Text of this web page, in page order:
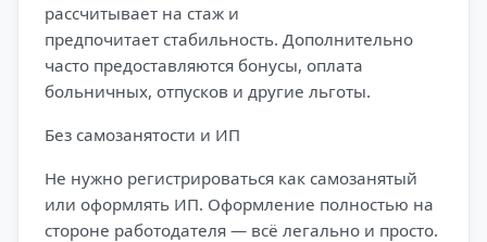
рассчитывает на стаж и
предпочитает стабильность. Дополнительно
часто предоставляются бонусы, оплата
больничных, отпусков и другие льготы.
Без самозанятости и ИП
Не нужно регистрироваться как самозанятый
или оформлять ИП. Оформление полностью на
стороне работодателя — всё легально и просто.